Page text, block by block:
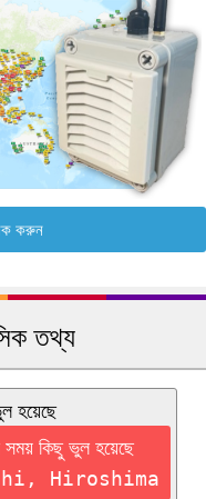
করুন
তথ্য
হয়েছে
সময় কিছু ভুল হয়েছে
Hiroshima